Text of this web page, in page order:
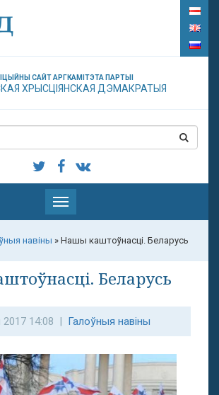
САЙТ АРГКАМІТЭТА ПАРТЫІ
ХРЫСЦІЯНСКАЯ ДЭМАКРАТЫЯ
Паказаць
меню
навіны » Нашы каштоўнасці. Беларусь
Беларусь
2017 14:08 | Галоўныя навіны